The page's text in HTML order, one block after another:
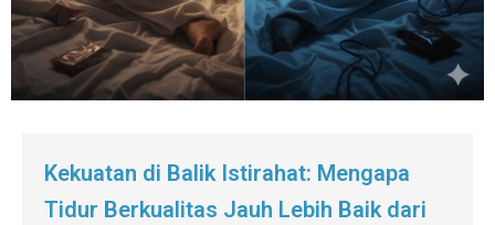
Kekuatan di Balik Istirahat: Mengapa
Tidur Berkualitas Jauh Lebih Baik dari